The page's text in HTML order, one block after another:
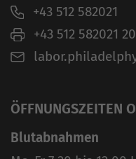
+43 512 582021
+43 512 582021 20
ÖFFNUNGSZEITEN
Blutabnahmen